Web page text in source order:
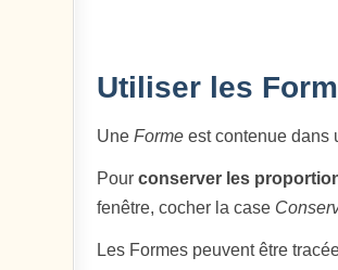
Utiliser les
UneForme est contenue dans
Pourconserver les
fenêtre, cocher la case
Les Formes peuvent être